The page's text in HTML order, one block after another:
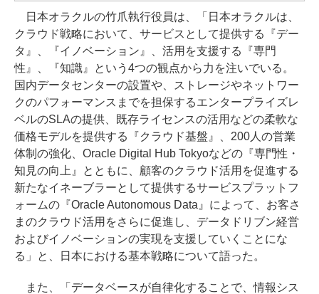
日本オラクルの竹爪執行役員は、「日本オラクルは、
クラウド戦略において、サービスとして提供する『デー
タ』、『イノベーション』、活用を支援する『専門
性』、『知識』という4つの観点から力を注いでいる。
国内データセンターの設置や、ストレージやネットワー
クのパフォーマンスまでを担保するエンタープライズレ
ベルのSLAの提供、既存ライセンスの活用などの柔軟な
価格モデルを提供する『クラウド基盤』、200人の営業
体制の強化、Oracle Digital Hub Tokyoなどの『専門性・
知見の向上』とともに、顧客のクラウド活用を促進する
新たなイネーブラーとして提供するサービスプラットフ
ォームの『Oracle Autonomous Data』によって、お客さ
まのクラウド活用をさらに促進し、データドリブン経営
およびイノベーションの実現を支援していくことにな
る」と、日本における基本戦略について語った。
また、「データベースが自律化することで、情報シス